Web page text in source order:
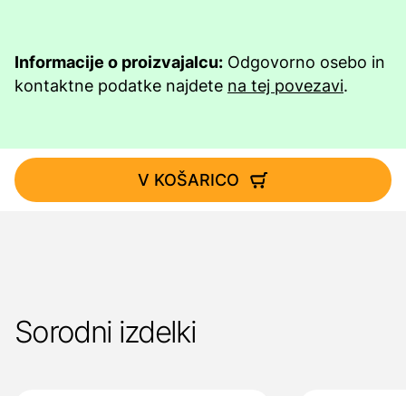
Informacije o proizvajalcu: Odgovorno osebo in
kontaktne podatke najdete na tej povezavi.
V KOŠARICO
Sorodni izdelki